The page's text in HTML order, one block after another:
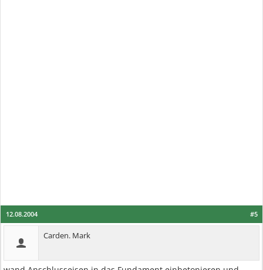
#5
12.08.2004
Carden. Mark